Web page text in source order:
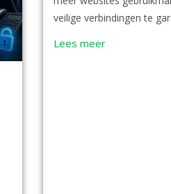
veilige verbindingen te
Lees meer